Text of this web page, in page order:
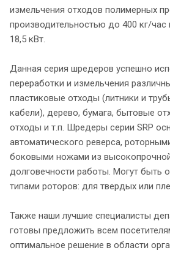
измельчения отходов полимерных
производительностью до 400 кг/
18,5 кВт.
Данная серия шредеров успешно
переработки и измельчения
пластиковые отходы (литники и
кабели), дерево, бумага, бытовые
отходы и т.п. Шредеры серии SRP
автоматического реверса,
боковыми ножами из
долговечности работы. Могут быть
типами роторов: для твердых или
Также наши лучшие специалисты
готовы предложить всем
оптимальное решение в области